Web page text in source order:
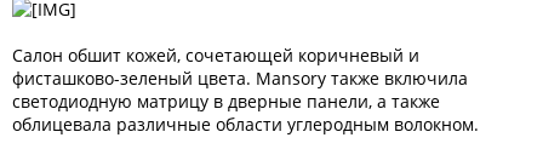
Салон обшит кожей, сочетающей коричневый и
фисташково-зеленый цвета. Mansory также включила
светодиодную матрицу в дверные панели, а также
облицевала различные области углеродным волокном.